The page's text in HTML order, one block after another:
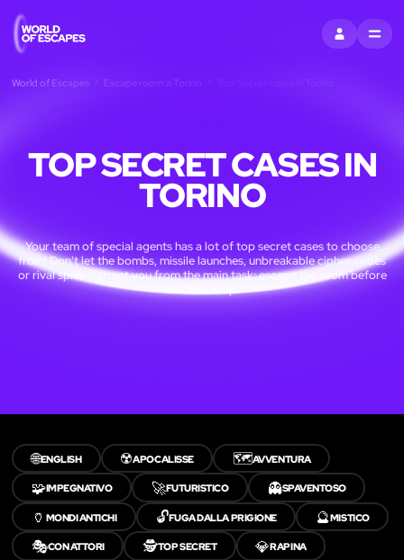
ACCEDIMENU
World of Escapes Escape room a Torino
TOP SECRET CASES IN
TORINO
Your team of special agents has a lot of top secret cases to choose
from! Don't let the bombs, missile launches, unbreakable cipher codes
or rival spies distract you from the main task: escape the room before
the time is up!
🌐ENGLISH ☢️APOCALISSE 🗺️AVVENTURA
🧩IMPEGNATIVO 🚀FUTURISTICO 👻SPAVENTOSO
🏺 MONDI ANTICHI 🔓FUGA DALLA PRIGIONE 🔮MISTICO
🎭CON ATTORI 🕵️TOP SECRET 💎RAPINA